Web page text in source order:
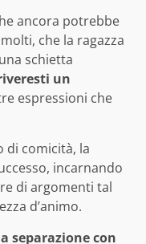
ancora potrebbe
che la ragazza
schietta
un
espressioni che
di comicità, la
incarnando
di argomenti tal
d’animo.
separazione con